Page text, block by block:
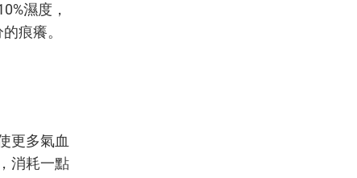
濕度，
痕癢。
更多氣血
消耗一點